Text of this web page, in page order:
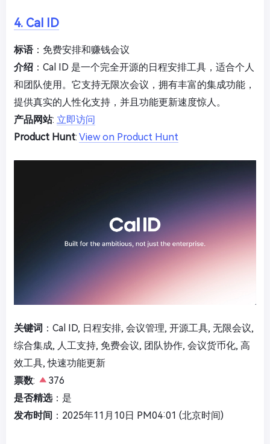
4. Cal ID
标语：免费安排和赚钱会议
介绍 ：Cal ID 是一个完全开源的日程安排工具，适合个人
和团队使用。它支持无限次会议，拥有丰富的集成功能，
提供真实的人性化支持，并且功能更新速度惊人。
产品网站: 立即访问
Product Hunt: View on Product Hunt
关键词 ：Cal ID, 日程安排, 会议管理, 开源工具, 无限会议,
综合集成, 人工支持, 免费会议, 团队协作, 会议货币化, 高
效工具, 快速功能更新
票数:
376
是否精选：是
发布时间 ：2025年11月10日 PM04:01 (北京时间)